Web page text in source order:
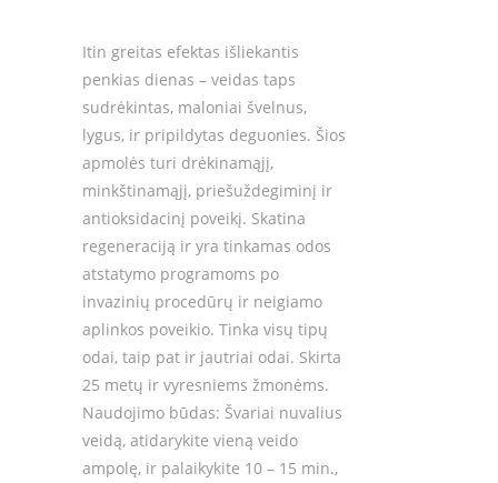
Itin greitas efektas išliekantis
penkias dienas – veidas taps
sudrėkintas, maloniai švelnus,
lygus, ir pripildytas deguonies. Šios
apmolės turi drėkinamąjį,
minkštinamąjį, priešuždegiminį ir
antioksidacinį poveikį. Skatina
regeneraciją ir yra tinkamas odos
atstatymo programoms po
invazinių procedūrų ir neigiamo
aplinkos poveikio. Tinka visų tipų
odai, taip pat ir jautriai odai. Skirta
25 metų ir vyresniems žmonėms.
Naudojimo būdas: Švariai nuvalius
veidą, atidarykite vieną veido
ampolę, ir palaikykite 10 – 15 min.,